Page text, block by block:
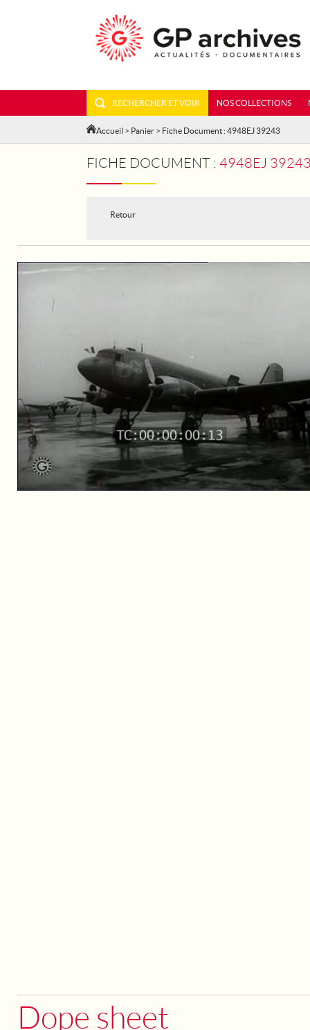
RECHERCHER ET VOIR NOS COLLECTIONS
Accueil > Panier > Fiche Document : 4948EJ 39243
FICHE DOCUMENT : 4948EJ 39243
Retour
Dope sheet